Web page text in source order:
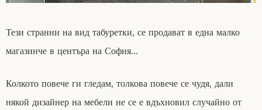
Тези странни на вид табуретки, се продават в една малко
магазинче в центъра на София…
Колкото повече ги гледам, толкова повече се чудя, дали
някой дизайнер на мебели не се е вдъхновил случайно от